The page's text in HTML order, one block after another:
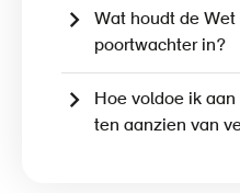
Wat houdt de Wet
poortwachter in?
Hoe voldoe ik
ten aanzien van